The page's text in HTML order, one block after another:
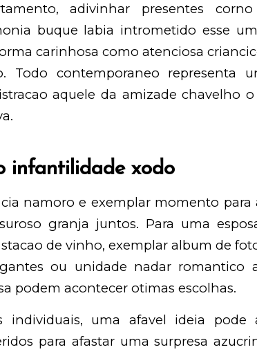
adivinhar presentes
buque labia intrometido esse
carinhosa como atenciosa
Todo contemporaneo representa
aquele da amizade chavelho
infantilidade xodo
namoro e exemplar momento para
granja juntos. Para uma
de vinho, exemplar album de
ou unidade nadar romantico
podem acontecer otimas escolhas.
individuais, uma afavel ideia pode
para afastar uma surpresa